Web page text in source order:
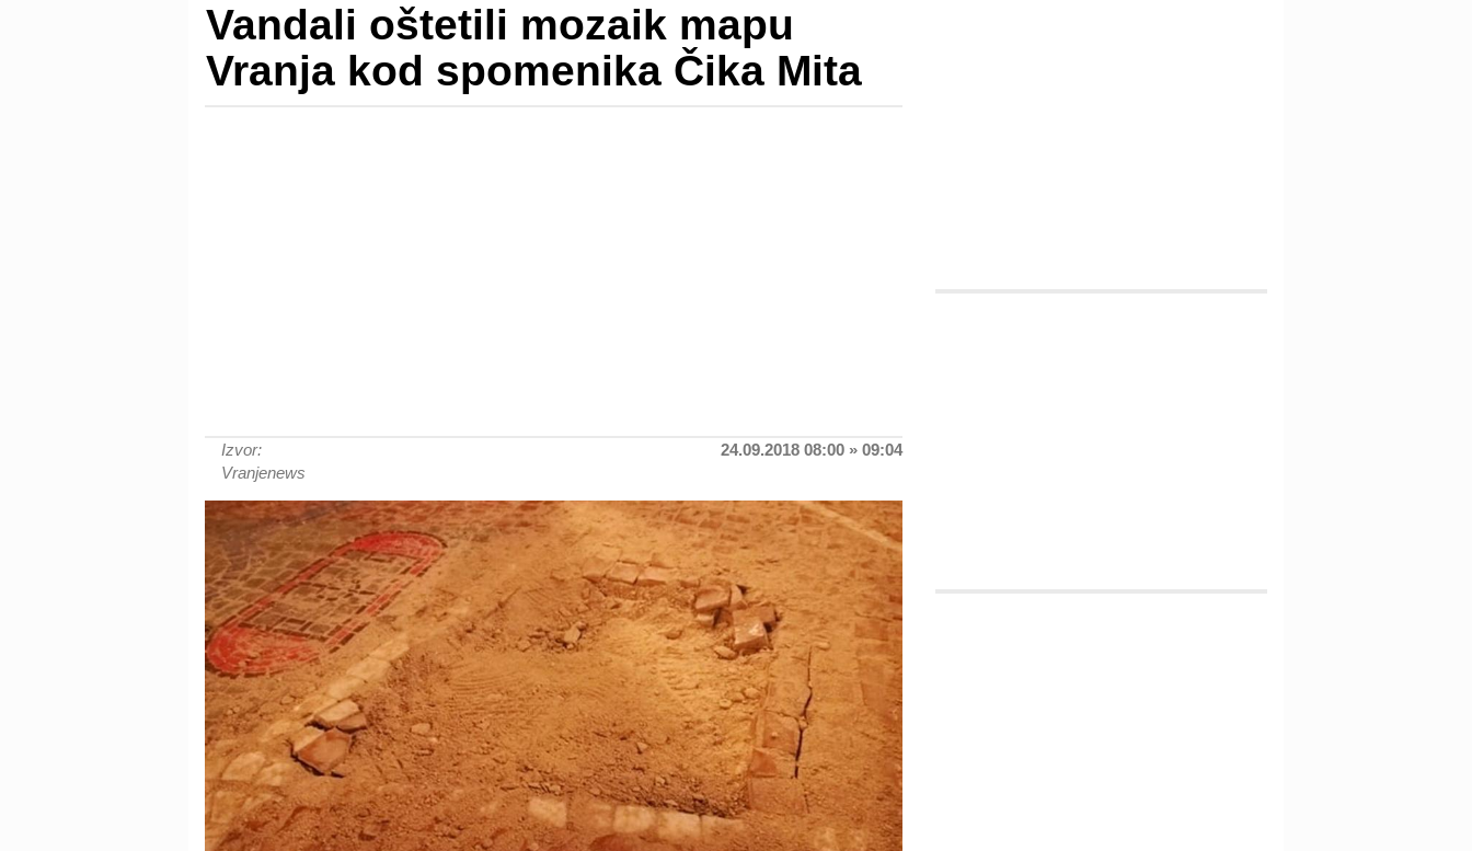
Vandali oštetili mozaik mapu
Vranja kod spomenika Čika Mita
Izvor:
Vranjenews
24.09.2018 08:00 » 09:04